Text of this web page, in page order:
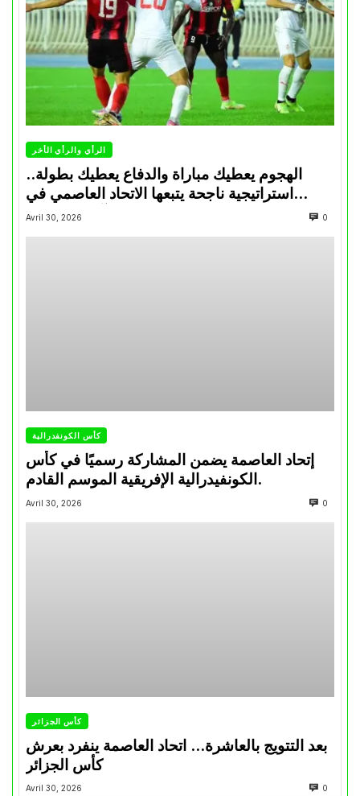
الرأي والرأي الأخر
الهجوم يعطيك مباراة والدفاع يعطيك بطولة..
استراتيجية ناجحة يتبعها الاتحاد العاصمي في
تتويجاته آخر السنوات
Avril 30, 2026 0
كأس الكونفدرالية
إتحاد العاصمة يضمن المشاركة رسميًا في كأس
الكونفيدرالية الإفريقية الموسم القادم.
Avril 30, 2026 0
كأس الجزائر
بعد التتويج بالعاشرة… اتحاد العاصمة ينفرد بعرش
كأس الجزائر
Avril 30, 2026 0